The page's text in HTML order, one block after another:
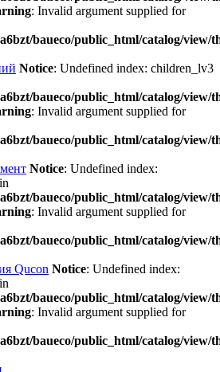
: Invalid argument supplied for
baueco/public_html/catalog/view/
Notice: Undefined index: children_lv3
baueco/public_html/catalog/view/
: Invalid argument supplied for
baueco/public_html/catalog/view/
Notice: Undefined index:
baueco/public_html/catalog/view/
: Invalid argument supplied for
baueco/public_html/catalog/view/
Qucon Notice: Undefined index:
baueco/public_html/catalog/view/
: Invalid argument supplied for
baueco/public_html/catalog/view/